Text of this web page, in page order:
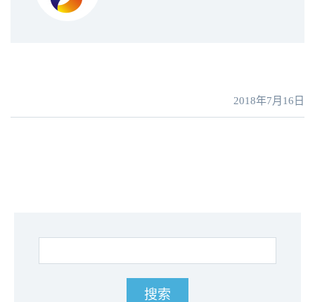
2018年7月16日